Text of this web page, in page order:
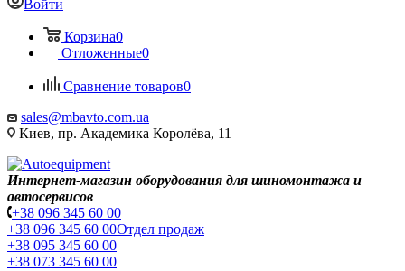
Войти
Корзина0
Отложенные0
Сравнение товаров0
sales@mbavto.com.ua
Киев, пр. Академика Королёва, 11
Интернет-магазин оборудования для шиномонтажа и
автосервисов
+38 096 345 60 00
+38 096 345 60 00Отдел продаж
+38 095 345 60 00
+38 073 345 60 00